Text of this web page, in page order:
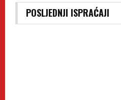
POSLJEDNJI ISPRAĆAJI